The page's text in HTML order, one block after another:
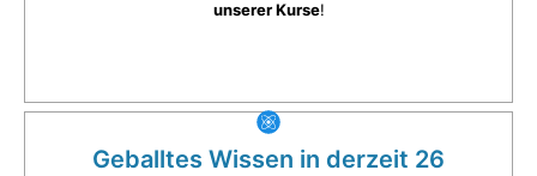
unserer Kurse!
Geballtes Wissen in derzeit 26